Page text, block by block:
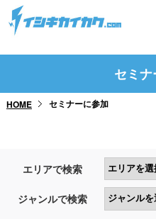
トップページ
研修・ツアーに参加
セミ
HOME セミナーに参加
エリアで検索
ジャンルで検索